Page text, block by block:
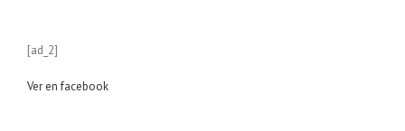
[ad_2]
Ver en facebook